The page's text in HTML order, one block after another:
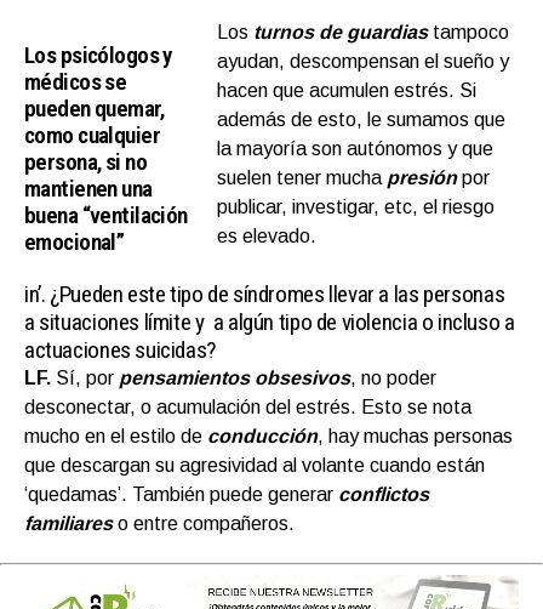
Los psicólogos y
médicos se
pueden quemar,
como cualquier
persona, si no
mantienen una
buena “ventilación
emocional”
Los turnos de guardiastampoco
ayudan, descompensan el sueño y
hacen que acumulen estrés. Si
además de esto, le sumamos que
la mayoría son autónomos y que
suelen tener mucha presión por
publicar, investigar, etc, el riesgo
es elevado.
in’. ¿Pueden este tipo de síndromes llevar a las personas
a situaciones límite y a algún tipo de violencia o incluso a
actuaciones suicidas?
LF. Sí, por pensamientos obsesivos, no poder
desconectar, o acumulación del estrés. Esto se nota
mucho en el estilo de conducción, hay muchas personas
que descargan su agresividad al volante cuando están
‘quedamas’. También puede generar conflictos
familiareso entre compañeros.